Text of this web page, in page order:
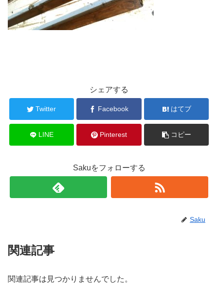
シェアする
Twitter Facebook はてブ
LINE Pinterest コピー
Sakuをフォローする
Saku
関連記事
関連記事は見つかりませんでした。